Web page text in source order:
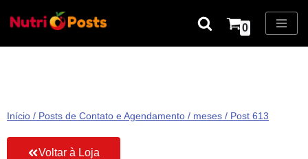
0
Início / Posts de Contato e Agendamento / meses / Post 613
Voltar à Loja